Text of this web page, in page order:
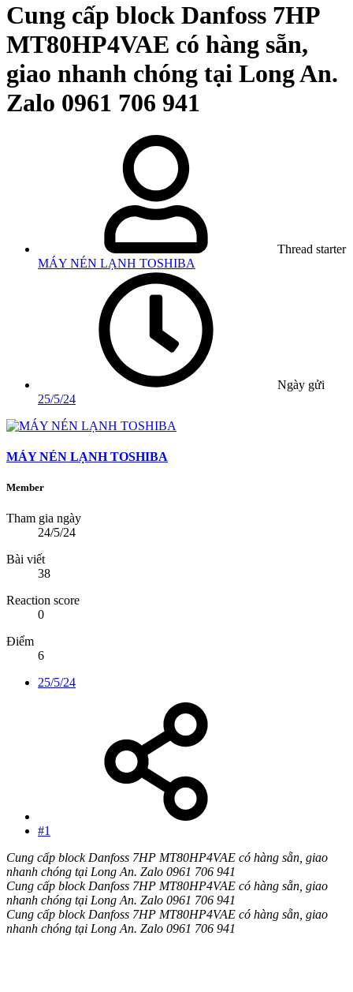
Cung cấp block Danfoss 7HP
MT80HP4VAE có hàng sẵn,
giao nhanh chóng tại Long An.
Zalo 0961 706 941
Thread starter
MÁY NÉN LẠNH TOSHIBA
Ngày gửi
25/5/24
MÁY NÉN LẠNH TOSHIBA
Member
Tham gia ngày
24/5/24
Bài viết
38
Reaction score
0
Điểm
6
25/5/24
#1
Cung cấp block Danfoss 7HP MT80HP4VAE có hàng sẵn, giao
nhanh chóng tại Long An. Zalo 0961 706 941
Cung cấp block Danfoss 7HP MT80HP4VAE có hàng sẵn, giao
nhanh chóng tại Long An. Zalo 0961 706 941
Cung cấp block Danfoss 7HP MT80HP4VAE có hàng sẵn, giao
nhanh chóng tại Long An. Zalo 0961 706 941